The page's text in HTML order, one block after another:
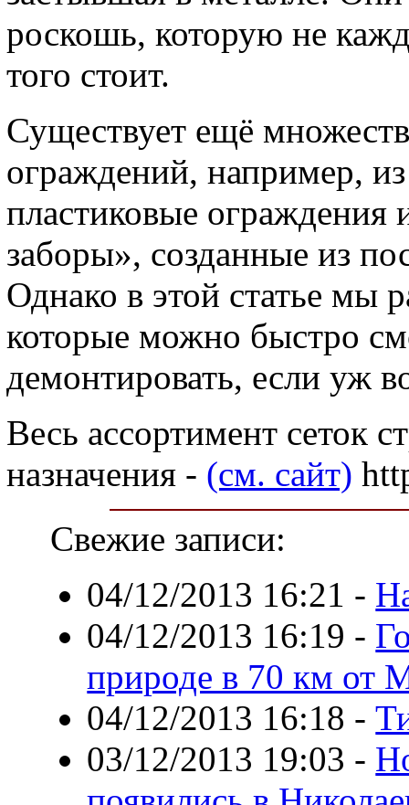
роскошь, которую не
того стоит.
Существует ещё
ограждений, например,
пластиковые
заборы», созданные из
Однако в этой статье мы
которые можно быстро
демонтировать, если уж
Весь ассортимент сеток
назначения - (см. сайт)
Свежие записи:
04/12/2013 16:21 -
04/12/2013 16:19 -
природе в 70 км
04/12/2013 16:18 -
03/12/2013 19:03 -